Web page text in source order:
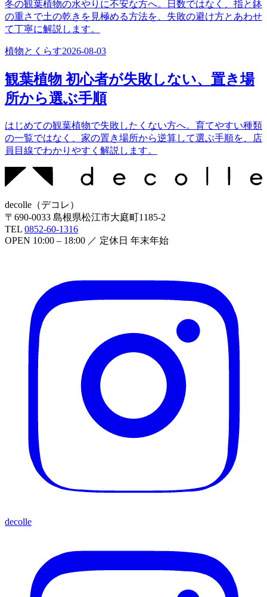
冬の観葉植物の水やりに不安な方へ。日数ではなく、指と鉢
の重さで土の乾きを見極める方法を、失敗の避け方とあわせ
て丁寧に解説します。
植物とくらす2026-08-03
観葉植物 初心者が失敗しない、置き場
所から選ぶ手順
はじめての観葉植物で失敗したくない方へ。育てやすい種類
の一覧ではなく、家の置き場所から逆算して選ぶ手順を、店
員目線でわかりやすく解説します。
decolle （デコレ ）
〒 690-0033 島根県松江市大庭町1185-2
TEL 0852-60-1316
OPEN 10:00 – 18:00 ／ 定休日 年末年始
decolle